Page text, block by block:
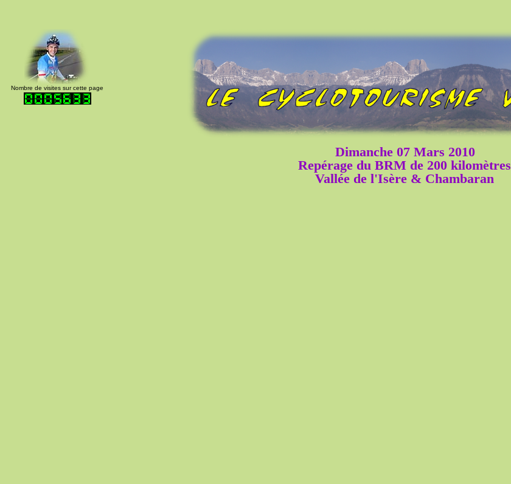
Nombre de visites sur cette page
Dimanche 07 Mars 2010
Repérage du BRM de 200 kilomètres
Vallée de l'Isère & Chambaran